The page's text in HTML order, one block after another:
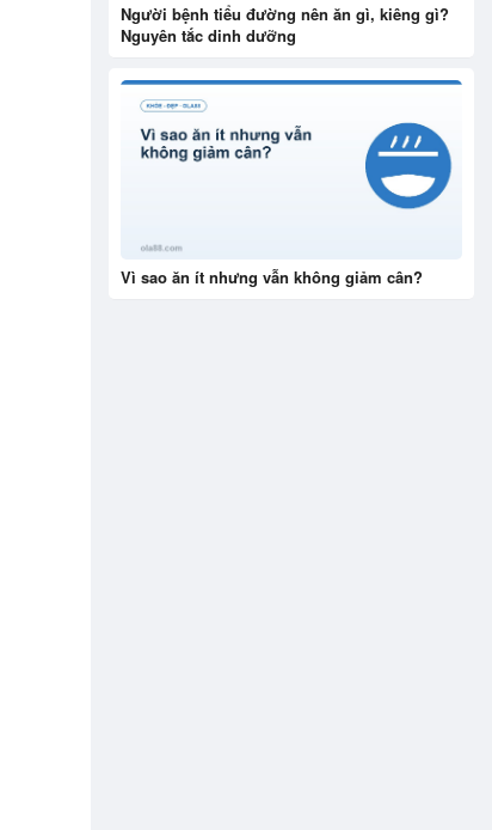
Người bệnh tiểu đường nên ăn gì, kiêng gì?
Nguyên tắc dinh dưỡng
Vì sao ăn ít nhưng vẫn không giảm cân?